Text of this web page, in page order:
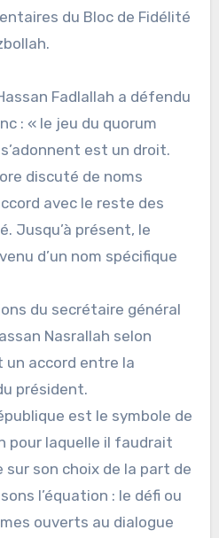
du Bloc de Fidélité
Fadlallah a défendu
: « le jeu du quorum
est un droit.
discuté de noms
avec le reste des
Jusqu’à présent, le
d’un nom spécifique
du secrétaire général
Nasrallah selon
un accord entre la
président.
est le symbole de
pour laquelle il faudrait
sur son choix de la part de
l’équation : le défi ou
ouverts au dialogue